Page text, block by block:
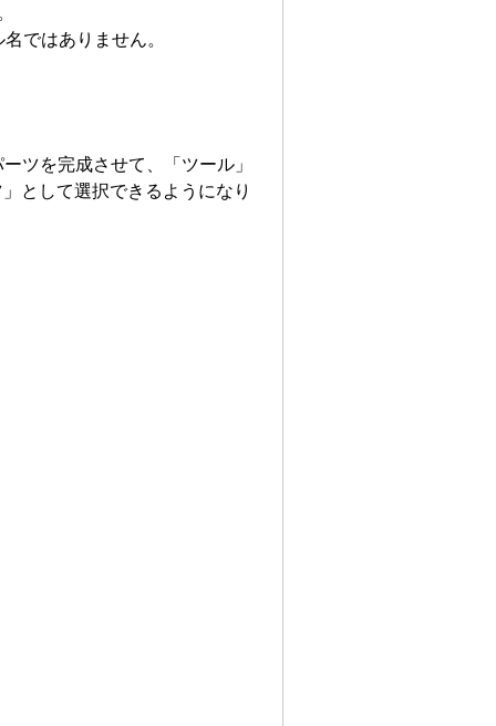
ではありません。
ツを完成させて、「ツール」
として選択できるようになり